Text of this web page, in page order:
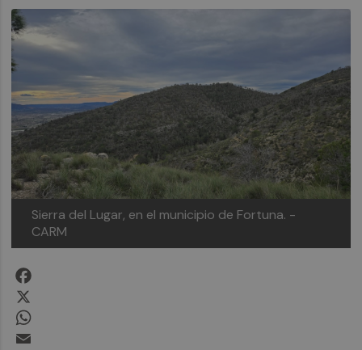
Sierra del Lugar, en el municipio de Fortuna. -
CARM